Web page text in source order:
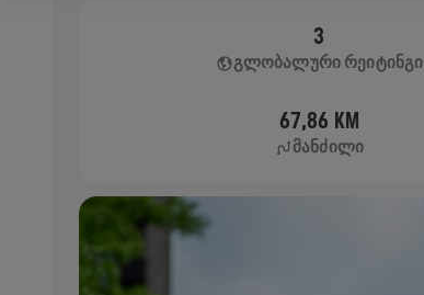
3
ᲒᲚᲝᲑᲐᲚᲣᲠᲘ ᲠᲔᲘᲢᲘᲜᲒᲘ
67,86 KM
ᲛᲐᲜᲫᲘᲚᲘ